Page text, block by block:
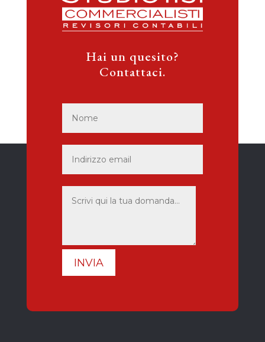
Hai un quesito?
Contattaci.
INVIA